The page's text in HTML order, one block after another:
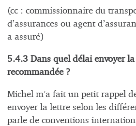
(cc : commissionnaire du
d’assurances ou agent
a assuré)
5.4.3 Dans quel délai envoyer
recommandée ?
Michel m’a fait un petit rappel
envoyer la lettre selon les
parle de conventions